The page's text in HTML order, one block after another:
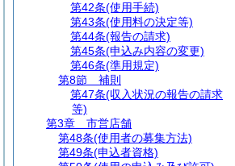
第42条(使用手続)
第43条(使用料の決定等)
第44条(報告の請求)
第45条(申込み内容の変更)
第46条(準用規定)
第8節
補則
第47条(収入状況の報告の請求
等)
第3章
市営店舗
第48条(使用者の募集方法)
第49条(申込者資格)